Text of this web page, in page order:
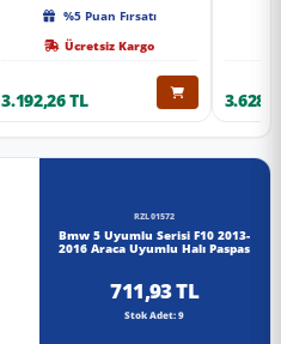
%5 Puan Fırsatı
Ücretsiz Kargo
3.192,26 TL
RZL01572
Bmw 5 Uyumlu Serisi F10 2013-
2016 Araca Uyumlu Halı Paspas
711,93 TL
Stok Adet: 9